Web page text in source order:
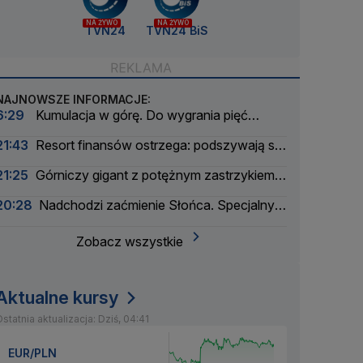
NA ŻYWO
TVN24
NA ŻYWO
TVN24 BiS
INFORMACJE:
Kumulacja w górę. Do wygrania pięć
Resort finansów ostrzega: podszywają się
Górniczy gigant z potężnym zastrzykiem
Nadchodzi zaćmienie Słońca. Specjalny
Zobacz wszystkie
kursy
aktualizacja: Dziś, 04:41
EUR/PLN